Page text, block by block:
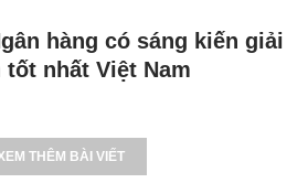
hàng có sáng kiến giải
nhất Việt Nam
THÊM BÀI VIẾT